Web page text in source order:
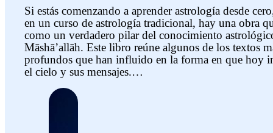
Si estás comenzando a aprender astrología desde
en un curso de astrología tradicional, hay una obra
como un verdadero pilar del conocimiento
Māshāʼallāh. Este libro reúne algunos de los textos
profundos que han influido en la forma en que hoy
el cielo y sus mensajes.…